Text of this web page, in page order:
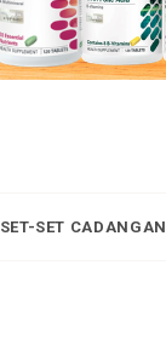
SET-SET CADANGAN